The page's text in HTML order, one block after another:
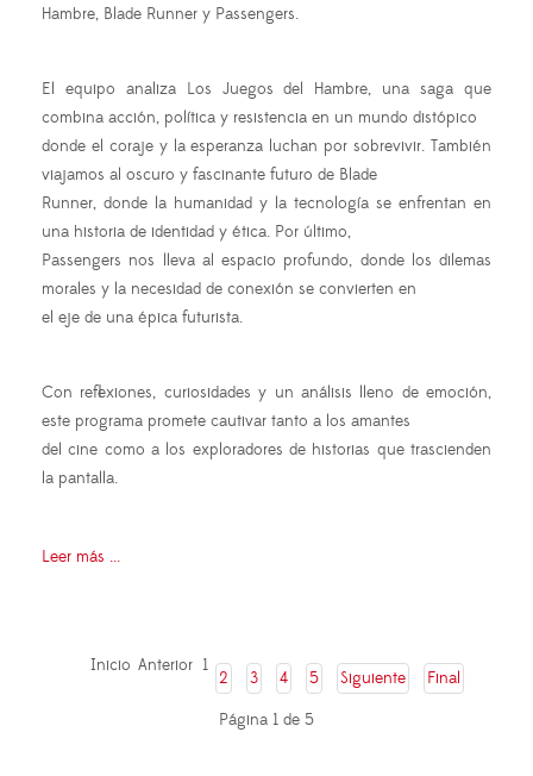
Hambre, Blade Runner y Passengers.
El equipo analiza Los Juegos del Hambre, una saga que
combina acción, política y resistencia en un mundo distópico
donde el coraje y la esperanza luchan por sobrevivir. También
viajamos al oscuro y fascinante futuro de Blade
Runner, donde la humanidad y la tecnología se enfrentan en
una historia de identidad y ética. Por último,
Passengers nos lleva al espacio profundo, donde los dilemas
morales y la necesidad de conexión se convierten en
el eje de una épica futurista.
Con reflexiones, curiosidades y un análisis lleno de emoción,
este programa promete cautivar tanto a los amantes
del cine como a los exploradores de historias que trascienden
la pantalla.
Leer más ...
Inicio Anterior 1
2 3 4 5 Siguiente
Final
Página 1 de 5